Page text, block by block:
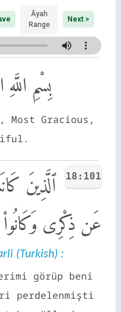
Āyah
Range
Next >
بِسْمِ اللَّهِ
Most Gracious,
18:101
ٱلَّذِينَ
عَن ذِكْرِى وَكَانُوا۟
(Turkish) :
görüp beni
perdelenmişti